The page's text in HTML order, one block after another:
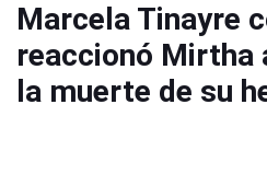
Marcela Tinayre
reaccionó Mirtha
la muerte de su